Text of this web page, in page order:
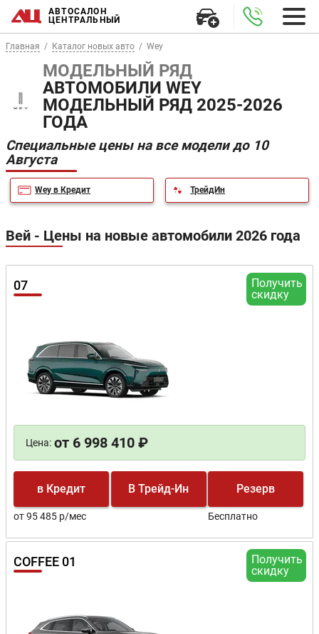
АВТОСАЛОН
ЦЕНТРАЛЬНЫЙ
Главная Каталог новых авто Wey
МОДЕЛЬНЫЙ РЯД
АВТОМОБИЛИ WEY
МОДЕЛЬНЫЙ РЯД 2025-2026
ГОДА
Специальные цены на все модели до 10
Августа
Wey в Кредит ТрейдИн
Вей - Цены на новые автомобили 2026 года
Получить
скидку
07
Цена: от 6 998 410 ₽
в Кредит
от 95 485 р/мес
В Трейд-Ин Резерв
Бесплатно
Получить
скидку
COFFEE 01